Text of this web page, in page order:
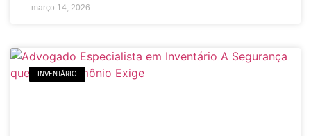
março 14, 2026
INVENTÁRIO